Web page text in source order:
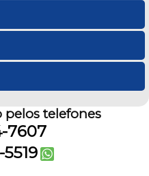
telefones
7607